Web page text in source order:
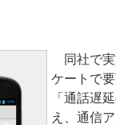
同社で実
ケートで
「通話遅
え、通信